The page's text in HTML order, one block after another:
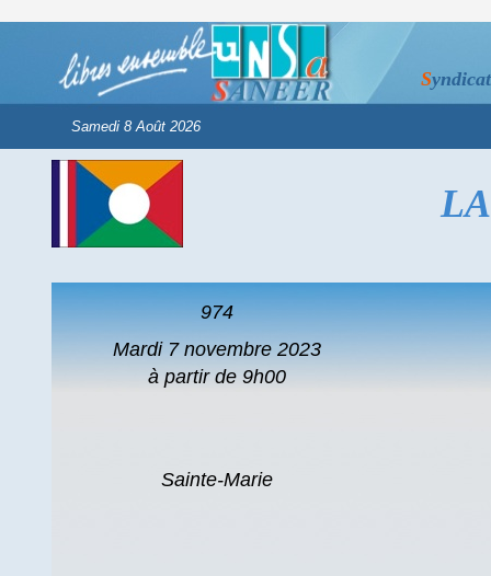
Sainte-Marie
974
Mardi 7 novembre 2023
à partir de 9h00
S